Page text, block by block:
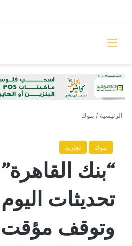
القائمة
الرئيسية / بنوك
بنوك تجارية
“بنك
تحديثات
وتوقف